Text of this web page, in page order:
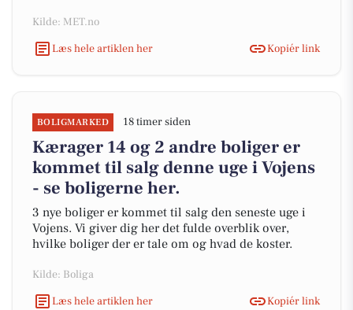
Kilde: MET.no
Læs hele artiklen her
Kopiér link
BOLIGMARKED 18 timer siden
Kærager 14 og 2 andre boliger er
kommet til salg denne uge i Vojens
- se boligerne her.
3 nye boliger er kommet til salg den seneste uge i
Vojens. Vi giver dig her det fulde overblik over,
hvilke boliger der er tale om og hvad de koster.
Kilde: Boliga
Læs hele artiklen her
Kopiér link